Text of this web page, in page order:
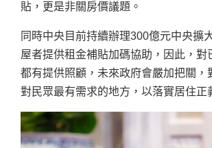
貼，更是非關房價議題。
同時中央目前持續辦理300億元中央擴
屋者提供租金補貼加碼協助，因此，對
都有提供照顧，未來政府會嚴加把關，
對民眾最有需求的地方，以落實居住正